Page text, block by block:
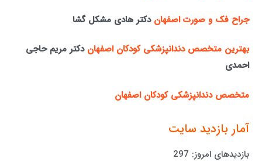
جراح فک و صورت اصفهان دکتر هادی مشکل گشا
بهترین متخصص دندانپزشکی کودکان اصفهان دکتر مریم حاجی
احمدی
متخصص دندانپزشکی کودکان اصفهان
آمار بازدید سایت
بازدیدهای امروز: 297